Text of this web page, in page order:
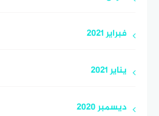
فبراير 2021
يناير 2021
ديسمبر 2020